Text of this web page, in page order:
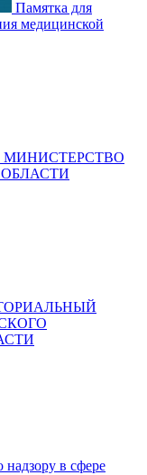
Памятка для
медицинской
МИНИСТЕРСТВО
надзору в сфере